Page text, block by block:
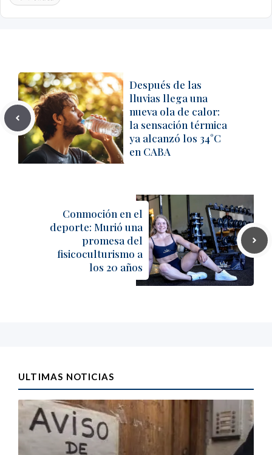
Después de las
lluvias llega una
nueva ola de calor:
la sensación térmica
ya alcanzó los 34°C
en CABA
Conmoción en el
deporte: Murió una
promesa del
fisicoculturismo a
los 20 años
ULTIMAS NOTICIAS